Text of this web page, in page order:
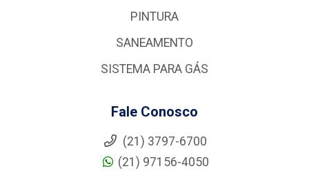
PINTURA
SANEAMENTO
SISTEMA PARA GÁS
Fale Conosco
(21) 3797-6700
(21) 97156-4050